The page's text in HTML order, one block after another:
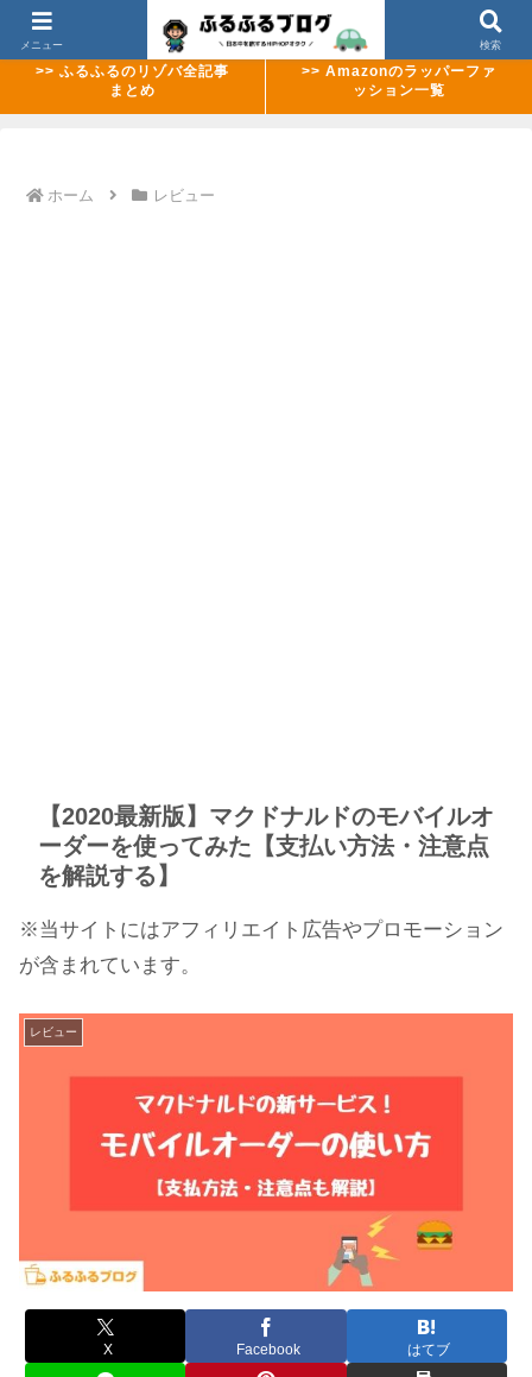
>> 【2026年8月最新】ABEMAのMCバトル配信ラッシュまとめ
>> ふるふるのリゾバ全記事
まとめ
>> Amazonのラッパーファ
ッション一覧
ホーム レビュー
【2020最新版】マクドナルドのモバイルオ
ーダーを使ってみた【支払い方法・注意点
を解説する】
※当サイトにはアフィリエイト広告やプロモーション
が含まれています。
レビュー
X Facebook はてブ
メニュー 検索